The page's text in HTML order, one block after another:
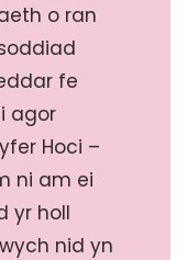
o ran
fe
agor
Hoci –
ni am ei
yr holl
nid yn